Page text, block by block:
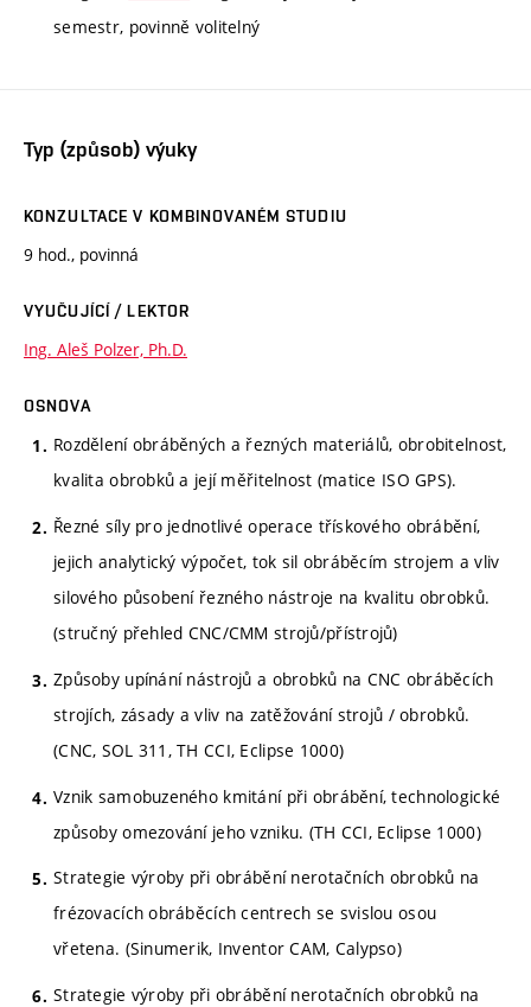
semestr, povinně volitelný
Typ (způsob) výuky
KONZULTACE V KOMBINOVANÉM STUDIU
9 hod., povinná
VYUČUJÍCÍ / LEKTOR
Ing. Aleš Polzer, Ph.D.
OSNOVA
Rozdělení obráběných a řezných materiálů, obrobitelnost,
kvalita obrobků a její měřitelnost (matice ISO GPS).
Řezné síly pro jednotlivé operace třískového obrábění,
jejich analytický výpočet, tok sil obráběcím strojem a vliv
silového působení řezného nástroje na kvalitu obrobků.
(stručný přehled CNC/CMM strojů/přístrojů)
Způsoby upínání nástrojů a obrobků na CNC obráběcích
strojích, zásady a vliv na zatěžování strojů / obrobků.
(CNC, SOL 311, TH CCI, Eclipse 1000)
Vznik samobuzeného kmitání při obrábění, technologické
způsoby omezování jeho vzniku. (TH CCI, Eclipse 1000)
Strategie výroby při obrábění nerotačních obrobků na
frézovacích obráběcích centrech se svislou osou
vřetena. (Sinumerik, Inventor CAM, Calypso)
Strategie výroby při obrábění nerotačních obrobků na